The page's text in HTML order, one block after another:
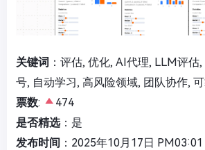
关键词 ：评估, 优化, AI代理, LLM评估
号, 自动学习, 高风险领域, 团队协作,
票数:
474
是否精选：是
发布时间 ：2025年10月17日